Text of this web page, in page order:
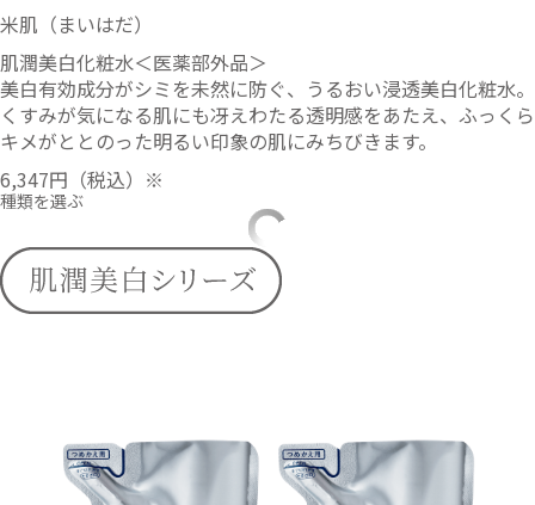
米肌（まいはだ）
肌潤美白化粧水＜医薬部外品＞
美白有効成分がシミを未然に防ぐ、うるおい浸透美白化粧水。
くすみが気になる肌にも冴えわたる透明感をあたえ、ふっくら
キメがととのった明るい印象の肌にみちびきます。
6,347円 （税込）※
種類を選ぶ